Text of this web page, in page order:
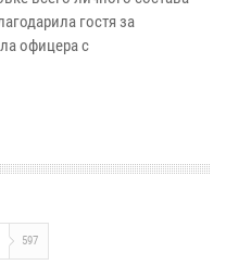
гостя за
офицера с
597